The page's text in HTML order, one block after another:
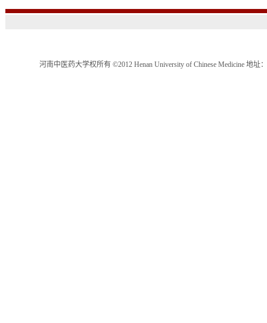
河南中医药大学权所有 ©2012 Henan University of Chinese Medicine 地